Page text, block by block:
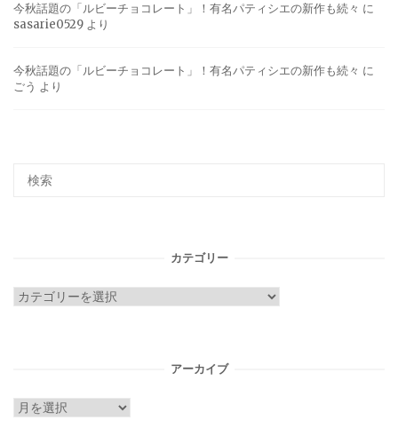
今秋話題の「ルビーチョコレート」！有名パティシエの新作も続々 に
sasarie0529 より
今秋話題の「ルビーチョコレート」！有名パティシエの新作も続々 に
ごう より
カテゴリー
カ
アーカイブ
ア